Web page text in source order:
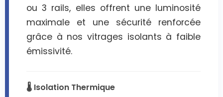
ou 3 rails, elles offrent une luminosité
maximale et une sécurité renforcée
grâce à nos vitrages isolants à faible
émissivité.
🌡️ Isolation Thermique